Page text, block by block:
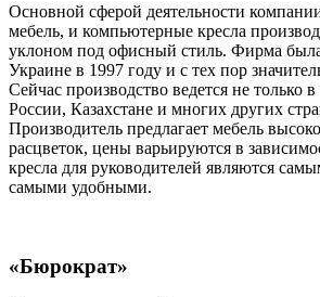
Основной сферой деятельности
мебель, и компьютерные кресла
уклоном под офисный стиль. Фирма
Украине в 1997 году и с тех пор
Сейчас производство ведется не только
России, Казахстане и многих других
Производитель предлагает мебель
расцветок, цены варьируются в
кресла для руководителей являются
самыми удобными.
«Бюрократ»